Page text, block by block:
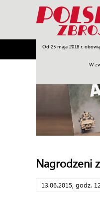
Od 25 maja 2018 r.
W
Armia Poligon
Nagrodzeni
13.06.2015, godz.